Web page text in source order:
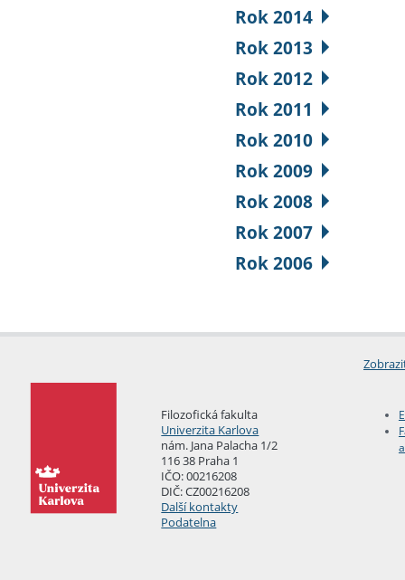
Rok 2014
Rok 2013
Rok 2012
Rok 2011
Rok 2010
Rok 2009
Rok 2008
Rok 2007
Rok 2006
Filozofická fakulta
Univerzita Karlova
nám. Jana Palacha 1/2
116 38 Praha 1
IČO: 00216208
DIČ: CZ00216208
Další kontakty
Podatelna